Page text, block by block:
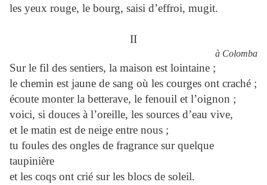
les yeux rouge, le bourg, saisi d’effroi, mugit.
II
à Colomba
Sur le fil des sentiers, la maison est lointaine ;
le chemin est jaune de sang où les courges ont craché ;
écoute monter la betterave, le fenouil et l’oignon ;
voici, si douces à l’oreille, les sources d’eau vive,
et le matin est de neige entre nous ;
tu foules des ongles de fragrance sur quelque
taupinière
et les coqs ont crié sur les blocs de soleil.